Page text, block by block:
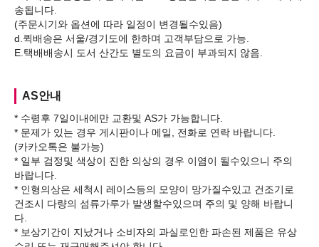
송됩니다.
(주문시기와 옵션에 따라 일정이 변경될수있음)
d.퀵배송은 서울/경기도에 한하며 고객부담으로 가능.
AS안내
* 수령후 7일이내에만 교환및 AS가 가능합니다.
* 문제가 있는 경우 게시판이나 메일, 전화로 연락 바랍니다.
(카카오톡은 불가능)
* 일부 검정및 색상이 진한 의상의 경우 이염이 될수있으니 주의
바랍니다.
* 인형의상은 세척시 레이스등의 모양이 망가질수있고 건조기로
건조시 다량의 섬류가루가 발생할수있으며 주의 및 양해 바랍니
다.
* 보상기간이 지났거나 소비자의 과실로인한 파손된 제품은 유상